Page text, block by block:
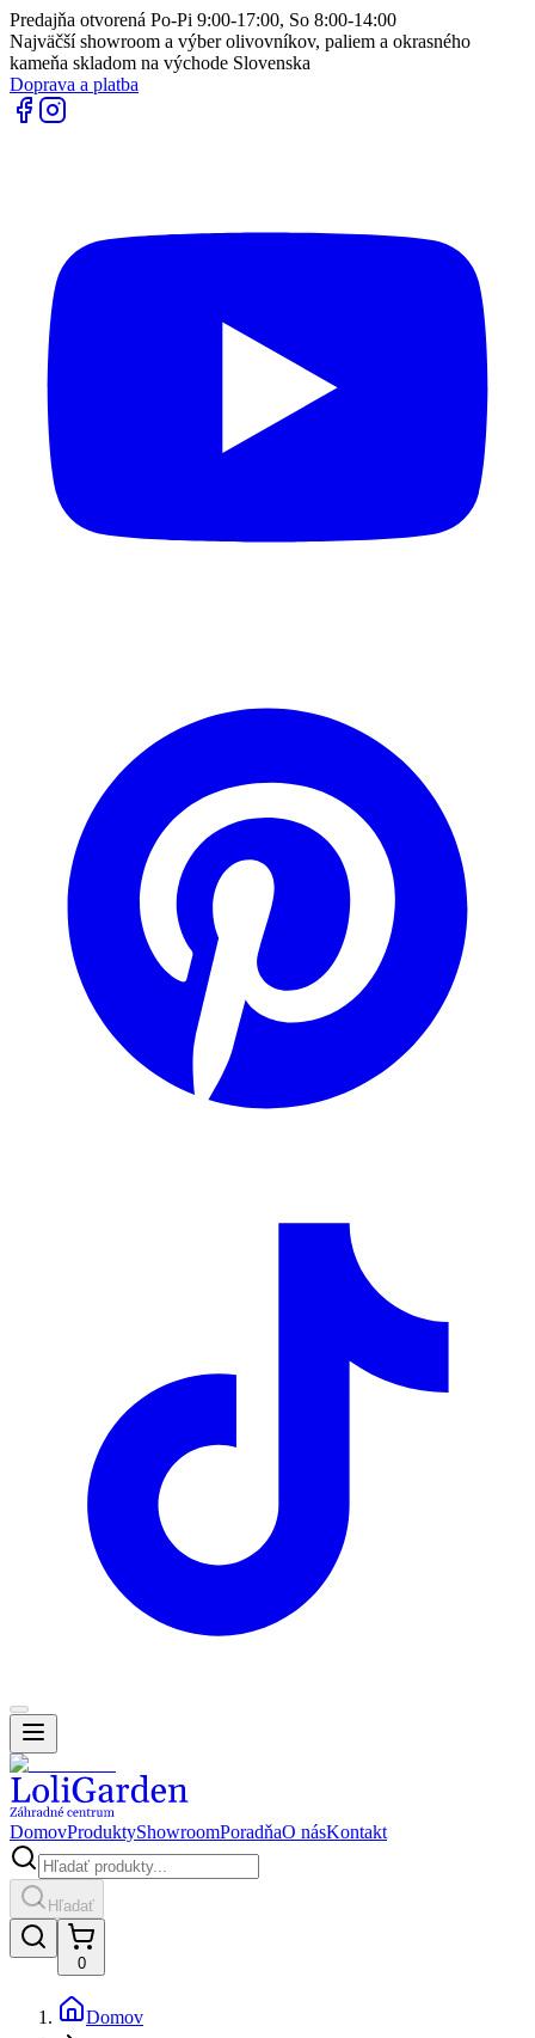
Predajňa otvorená Po-Pi 9:00-17:00, So 8:00-14:00
Najväčší showroom a výber olivovníkov, paliem a okrasného
kameňa skladom na východe Slovenska
Doprava a platba
DomovProduktyShowroomPoradňaO násKontakt
Hľadať
0
Domov